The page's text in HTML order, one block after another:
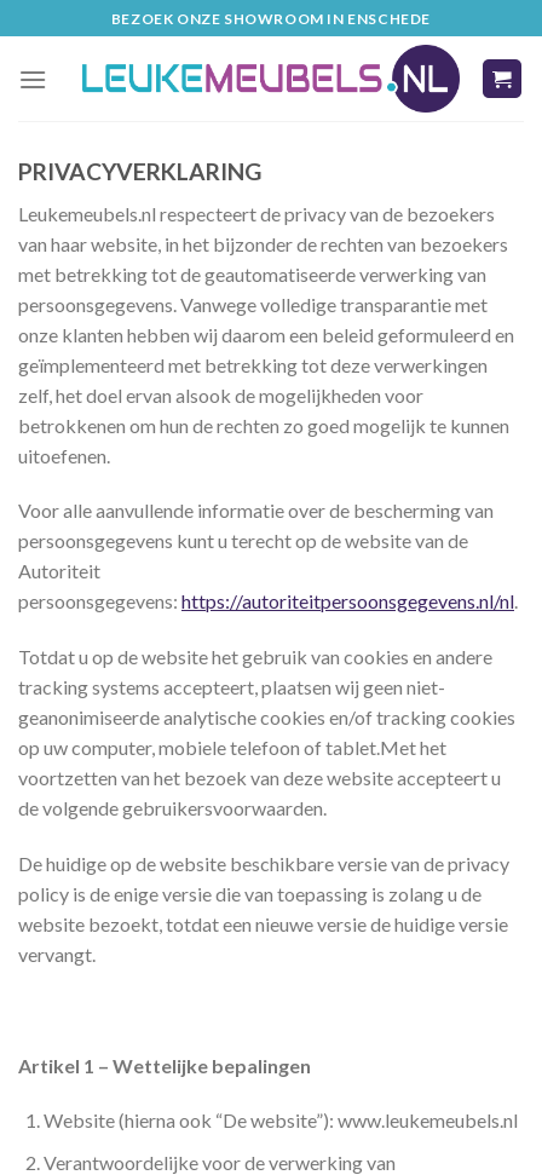
to
content
BEZOEK ONZE SHOWROOM IN ENSCHEDE
PRIVACYVERKLARING
Leukemeubels.nl respecteert de privacy van de bezoekers
van haar website, in het bijzonder de rechten van bezoekers
met betrekking tot de geautomatiseerde verwerking van
persoonsgegevens. Vanwege volledige transparantie met
onze klanten hebben wij daarom een beleid geformuleerd en
geïmplementeerd met betrekking tot deze verwerkingen
zelf, het doel ervan alsook de mogelijkheden voor
betrokkenen om hun de rechten zo goed mogelijk te kunnen
uitoefenen.
Voor alle aanvullende informatie over de bescherming van
persoonsgegevens kunt u terecht op de website van de
Autoriteit
persoonsgegevens: https://autoriteitpersoonsgegevens.nl/nl.
Totdat u op de website het gebruik van cookies en andere
tracking systems accepteert, plaatsen wij geen niet-
geanonimiseerde analytische cookies en/of tracking cookies
op uw computer, mobiele telefoon of tablet.Met het
voortzetten van het bezoek van deze website accepteert u
de volgende gebruikersvoorwaarden.
De huidige op de website beschikbare versie van de privacy
policy is de enige versie die van toepassing is zolang u de
website bezoekt, totdat een nieuwe versie de huidige versie
vervangt.
Artikel 1 – Wettelijke bepalingen
Website (hierna ook “De website”): www.leukemeubels.nl
Verantwoordelijke voor de verwerking van